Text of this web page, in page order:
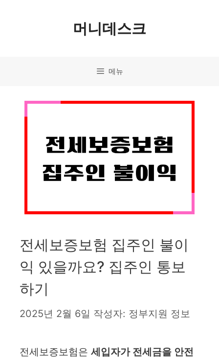
머니데스크
메뉴
전세보증보험 집주인 불이
익 있을까요? 집주인 통보
하기
2025년 2월 6일 작성자: 정부지원 정보
전세보증보험은 세입자가 전세금을 안전